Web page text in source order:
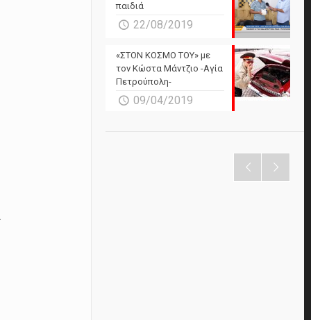
παιδιά
22/08/2019
«ΣΤΟΝ ΚΟΣΜΟ ΤΟΥ» με
τον Κώστα Μάντζιο -Αγία
Πετρούπολη-
09/04/2019